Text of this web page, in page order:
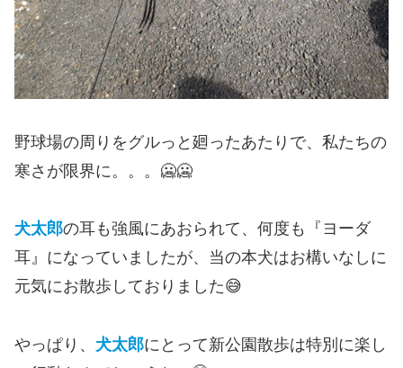
野球場の周りをグルっと廻ったあたりで、私たちの
寒さが限界に。。。🥶🥶
犬太郎の耳も強風にあおられて、何度も『ヨーダ
耳』になっていましたが、当の本犬はお構いなしに
元気にお散歩しておりました😅
やっぱり、 犬太郎にとって新公園散歩は特別に楽し